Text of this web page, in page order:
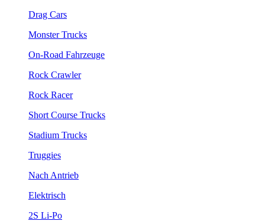
Drag Cars
Monster Trucks
On-Road Fahrzeuge
Rock Crawler
Rock Racer
Short Course Trucks
Stadium Trucks
Truggies
Nach Antrieb
Elektrisch
2S Li-Po